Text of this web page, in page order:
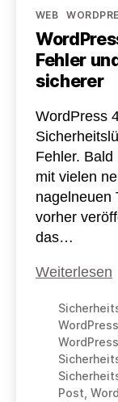
Kategorien
WEB
Fehler
sicherer
WordPress
Fehler.
mit vielen
nagelneuen
vorher
das…
Weiterlesen
WordPress
Post,